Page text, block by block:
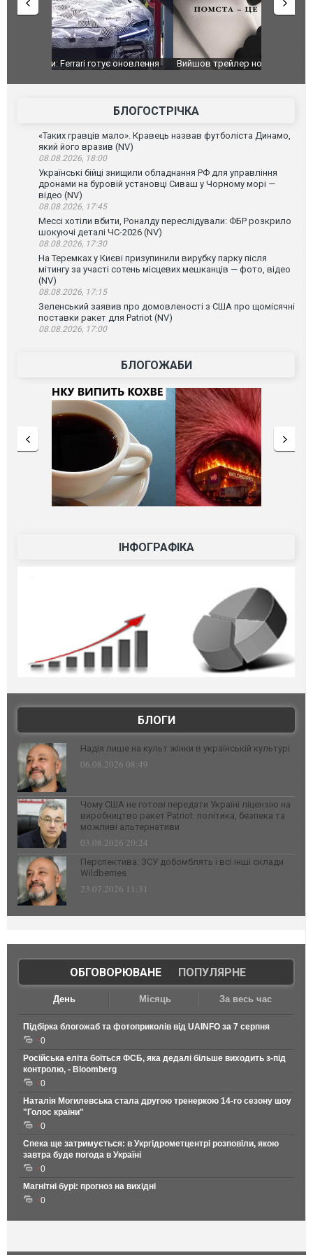
Вийшов трейлер нової екранізації легендарного
БЛОГОСТРІЧКА
«Таких гравців мало». Кравець назвав футболіста Динамо,
який його вразив (NV)
08.08.2026, 18:00
Українські бійці знищили обладнання РФ для управління
дронами на буровій установці Сиваш у Чорному морі —
відео (NV)
08.08.2026, 17:45
Мессі хотіли вбити, Роналду переслідували: ФБР розкрило
шокуючі деталі ЧС-2026 (NV)
08.08.2026, 17:30
На Теремках у Києві призупинили вирубку парку після
мітингу за участі сотень місцевих мешканців — фото, відео
(NV)
08.08.2026, 17:15
Зеленський заявив про домовленості з США про щомісячні
поставки ракет для Patriot (NV)
08.08.2026, 17:00
БЛОГОЖАБИ
ІНФОГРАФІКА
БЛОГИ
Надія лише на культ жінки в українській культурі
06.08.2026 08:49
Чому США не готові передати Україні ліцензію на
виробництво ракет Patriot: політика, безпека та
можливі альтернативи
03.08.2026 20:24
Перспектива: ЗСУ добомблять і всі інші склади
Wildberries
23.07.2026 11:31
ОБГОВОРЮВАНЕ| ПОПУЛЯРНЕ
День Місяць За весь час
Підбірка блогожаб та фотоприколів від UAINFO за 7 серпня
0
Російська еліта боїться ФСБ, яка дедалі більше виходить з-під
контролю, - Bloomberg
0
Наталія Могилевська стала другою тренеркою 14-го сезону шоу
"Голос країни"
0
Спека ще затримується: в Укргідрометцентрі розповіли, якою
завтра буде погода в Україні
0
Магнітні бурі: прогноз на вихідні
0